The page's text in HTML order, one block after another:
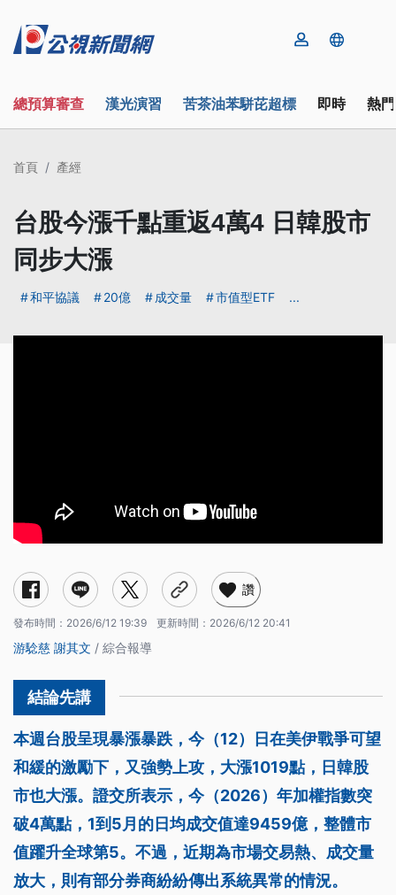
總預算審查 漢光演習 苦茶油苯駢芘超標 即時 熱
首頁 產經
台股今漲千點重返4萬4 日韓股市
同步大漲
和平協議 20億 成交量 市值型ETF ...
讚
發布時間： 2026/6/12 19:39 更新時間： 2026/6/12 20:41
游騐慈 謝其文 / 綜合報導
本週台股呈現暴漲暴跌，今（12）日在美伊戰爭可望
和緩的激勵下，又強勢上攻，大漲1019點，日韓股
市也大漲。證交所表示，今（2026）年加權指數突
破4萬點，1到5月的日均成交值達9459億，整體市
值躍升全球第5。不過，近期為市場交易熱、成交量
放大，則有部分券商紛紛傳出系統異常的情況。